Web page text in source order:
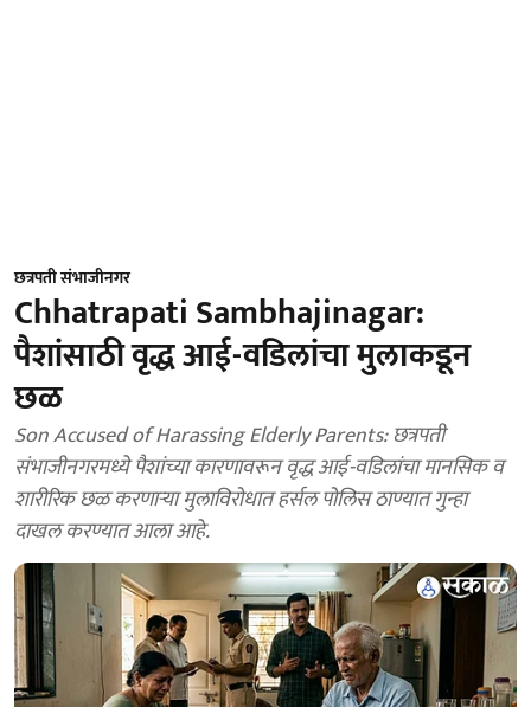
छत्रपती संभाजीनगर
Chhatrapati Sambhajinagar:
पैशांसाठी वृद्ध आई-वडिलांचा मुलाकडून
छळ
Son Accused of Harassing Elderly Parents: छत्रपती
संभाजीनगरमध्ये पैशांच्या कारणावरून वृद्ध आई-वडिलांचा मानसिक व
शारीरिक छळ करणाऱ्या मुलाविरोधात हर्सल पोलिस ठाण्यात गुन्हा
दाखल करण्यात आला आहे.